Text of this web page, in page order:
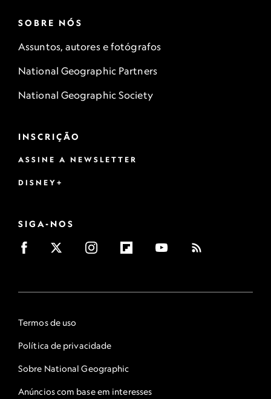
SOBRE NÓS
Assuntos, autores e fotógrafos
National Geographic Partners
National Geographic Society
INSCRIÇÃO
ASSINE A NEWSLETTER
DISNEY+
SIGA-NOS
Termos de uso
Política de privacidade
Sobre National Geographic
Anúncios com base em interesses